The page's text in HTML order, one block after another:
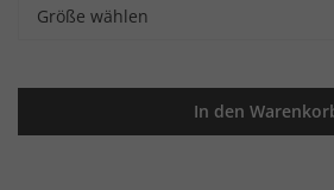
Größe wählen
In den